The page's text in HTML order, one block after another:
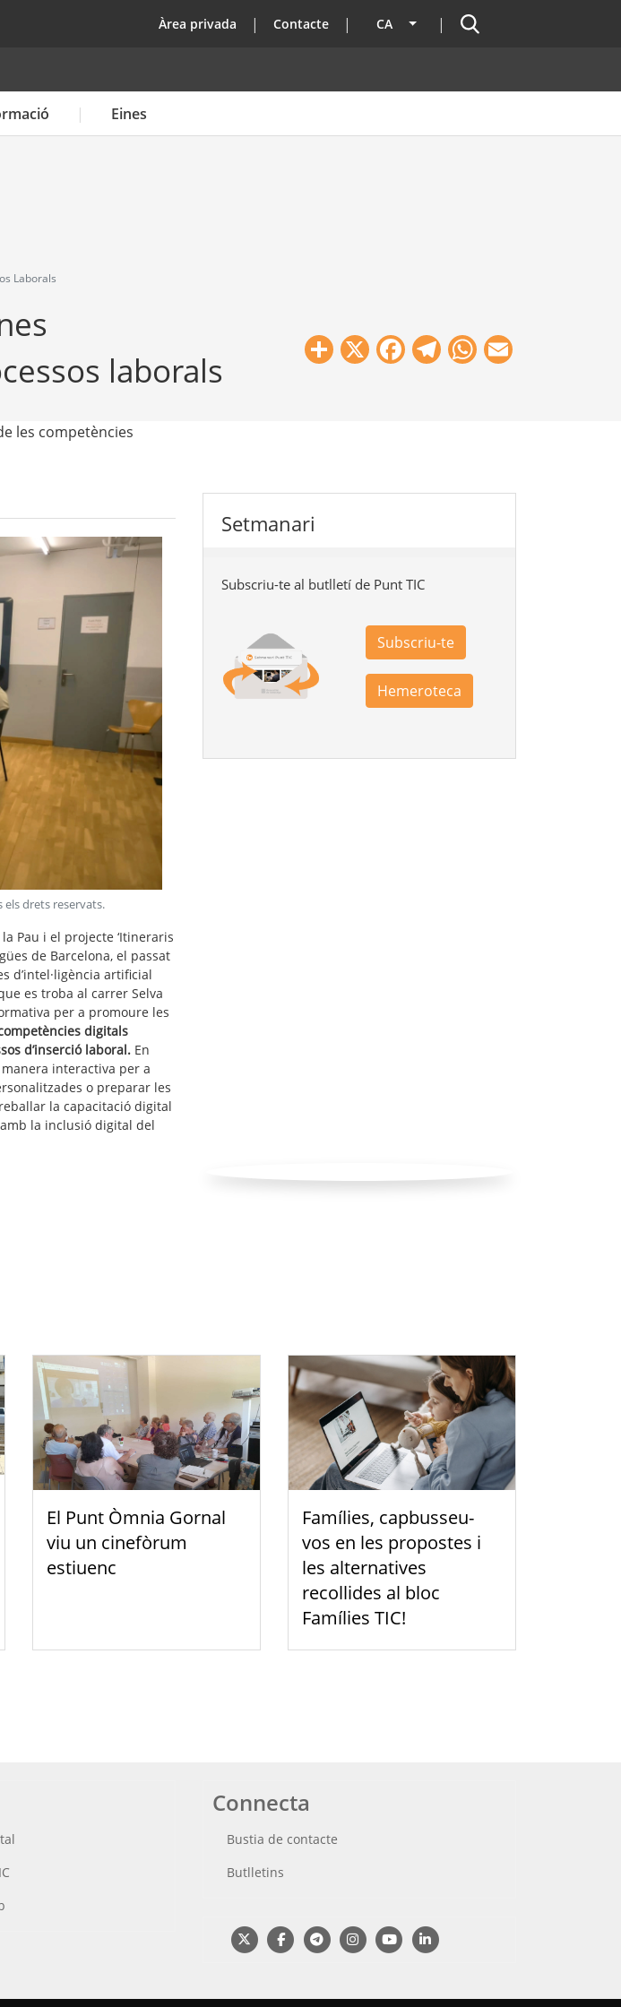
top
Àrea privada Contacte CA Llista les accions addicionals
Cercador
Eines
Laborals
laborals
Share
X Facebook
Telegram
WhatsApp
les competències
els drets reservats.
Pau i el projecte ‘Itineraris
de Barcelona, el passat
d’intel·ligència artificial
es troba al carrer Selva
per a promoure les
digitals
d’inserció laboral. En
interactiva per a
o preparar les
la capacitació digital
la inclusió digital del
Setmanari
Subscriu-te al butlletí de Punt TIC
Subscriu-te
Hemeroteca
El Punt Òmnia Gornal
viu un cinefòrum
estiuenc
Famílies, capbusseu-
vos en les propostes i
les alternatives
recollides al bloc
Famílies TIC!
Connecta
Bustia de contacte
Butlletins